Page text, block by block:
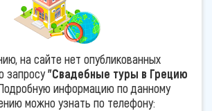
на сайте нет опубликованных
запросу"Свадебные туры в Грецию
информацию по данному
можно узнать по телефону: